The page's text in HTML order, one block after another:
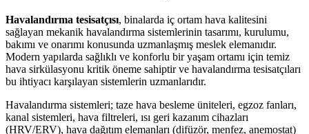
Havalandırma tesisatçısı, binalarda iç ortam hava kalitesini
sağlayan mekanik havalandırma sistemlerinin tasarımı, kurulumu,
bakımı ve onarımı konusunda uzmanlaşmış meslek elemanıdır.
Modern yapılarda sağlıklı ve konforlu bir yaşam ortamı için temiz
hava sirkülasyonu kritik öneme sahiptir ve havalandırma tesisatçıları
bu ihtiyacı karşılayan sistemlerin uzmanlarıdır.
Havalandırma sistemleri; taze hava besleme üniteleri, egzoz fanları,
kanal sistemleri, hava filtreleri, ısı geri kazanım cihazları
(HRV/ERV), hava dağıtım elemanları (difüzör, menfez, anemostat)